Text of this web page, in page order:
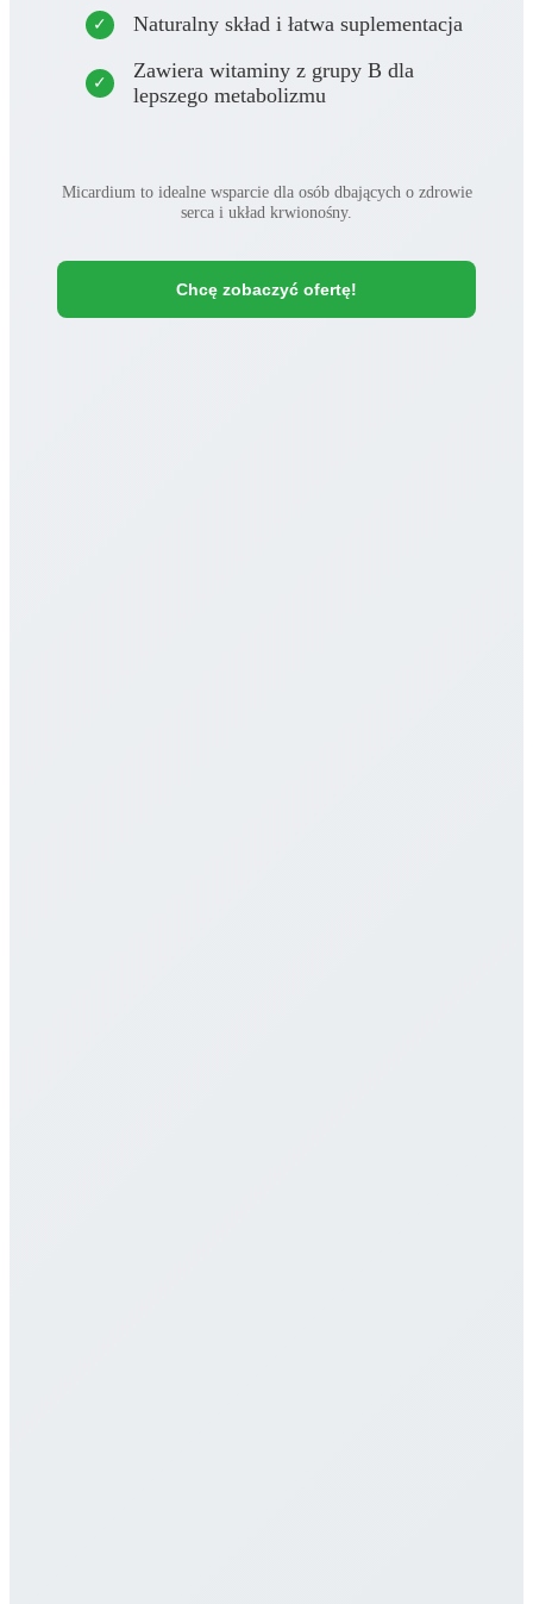
Naturalny skład i łatwa suplementacja
Zawiera witaminy z grupy B dla
lepszego metabolizmu
Micardium to idealne wsparcie dla osób dbających o zdrowie
serca i układ krwionośny.
Chcę zobaczyć ofertę!